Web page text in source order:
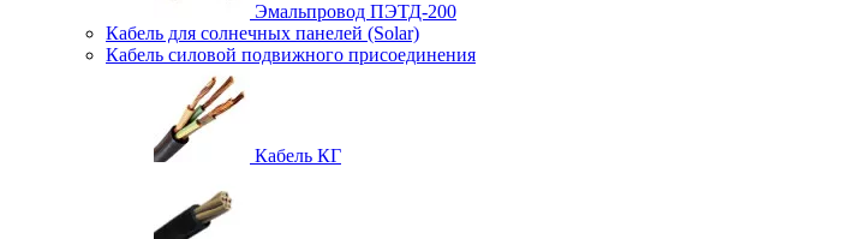
Эмальпровод ПЭТД-200
Кабель для солнечных панелей (Solar)
Кабель силовой подвижного присоединения
Кабель КГ